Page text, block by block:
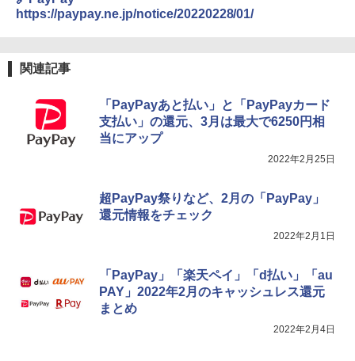
https://paypay.ne.jp/notice/20220228/01/
関連記事
「PayPayあと払い」と「PayPayカード
支払い」の還元、3月は最大で6250円相
当にアップ
2022年2月25日
超PayPay祭りなど、2月の「PayPay」
還元情報をチェック
2022年2月1日
「PayPay」「楽天ペイ」「d払い」「au
PAY」2022年2月のキャッシュレス還元
まとめ
2022年2月4日